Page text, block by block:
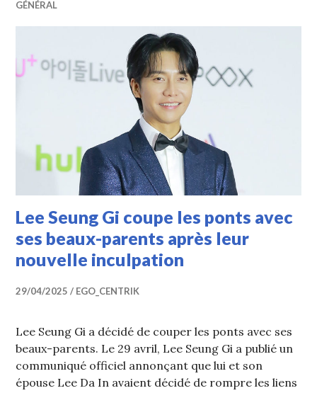
GÉNÉRAL
Lee Seung Gi coupe les ponts avec
ses beaux-parents après leur
nouvelle inculpation
29/04/2025 EGO_CENTRIK
Lee Seung Gi a décidé de couper les ponts avec ses
beaux-parents. Le 29 avril, Lee Seung Gi a publié un
communiqué officiel annonçant que lui et son
épouse Lee Da In avaient décidé de rompre les liens